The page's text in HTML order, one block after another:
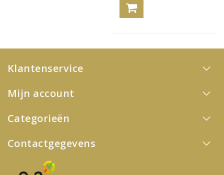
Klantenservice
Mijn account
Categorieën
Contactgegevens